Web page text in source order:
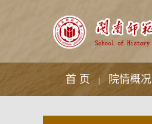
首 页 院情概况